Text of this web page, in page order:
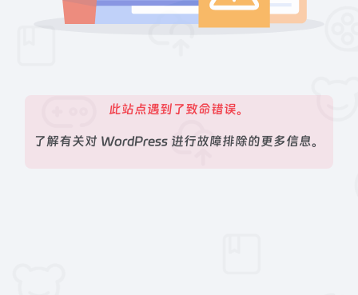
此站点遇到了致命错误。
了解有关对 WordPress 进行故障排除的更多信息。